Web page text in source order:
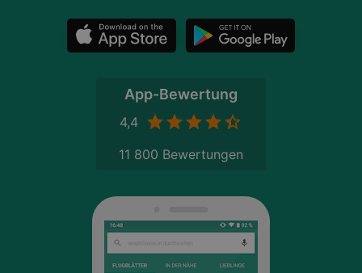
App-Bewertung
4,4
11 800 Bewertungen